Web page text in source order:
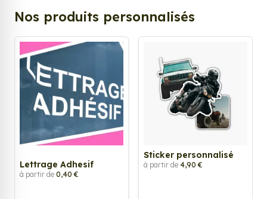
Nos produits personnalisés
Lettrage Adhesif
à partir de 0,40 €
Sticker personnalisé
à partir de 4,90 €